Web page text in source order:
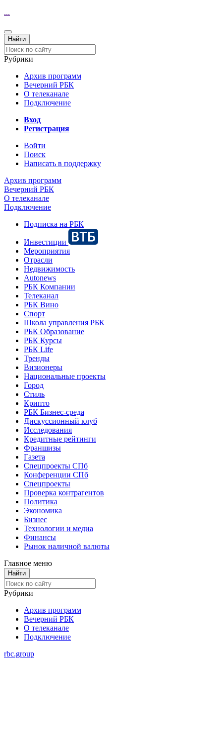
...
Рубрики
Архив программ
Вечерний РБК
О телеканале
Подключение
Вход
Регистрация
Войти
Поиск
Написать в поддержку
Архив программ
Вечерний РБК
О телеканале
Подключение
Подписка на РБК
Инвестиции
Мероприятия
Отрасли
Недвижимость
Autonews
РБК Компании
Телеканал
РБК Вино
Спорт
Школа управления РБК
РБК Образование
РБК Курсы
РБК Life
Тренды
Визионеры
Национальные проекты
Город
Стиль
Крипто
РБК Бизнес-среда
Дискуссионный клуб
Исследования
Кредитные рейтинги
Франшизы
Газета
Спецпроекты СПб
Конференции СПб
Спецпроекты
Проверка контрагентов
Политика
Экономика
Бизнес
Технологии и медиа
Финансы
Рынок наличной валюты
Главное меню
Рубрики
Архив программ
Вечерний РБК
О телеканале
Подключение
rbc.group